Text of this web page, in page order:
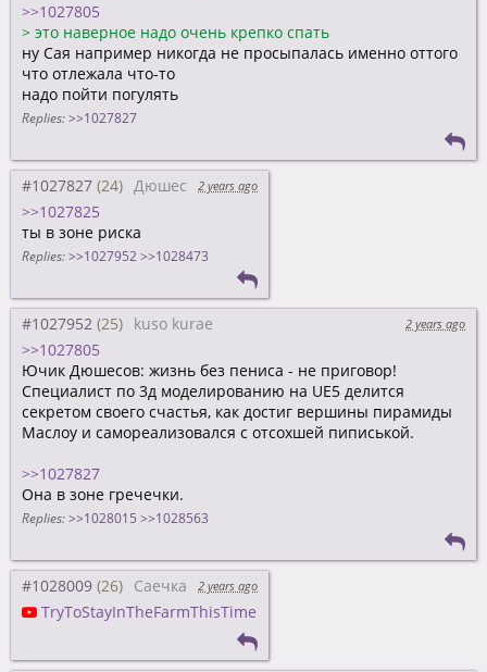
>>1027805
> это наверное надо очень крепко спать
ну Сая например никогда не просыпалась именно оттого
что отлежала что-то
надо пойти погулять
Replies: >>1027827
#1027827 Дюшес 2 years ago
>>1027825
ты в зоне риска
Replies: >>1027952 >>1028473
#1027952 kuso kurae 2 years ago
>>1027805
Ючик Дюшесов: жизнь без пениса - не приговор!
Специалист по 3д моделированию на UE5 делится
секретом своего счастья, как достиг вершины пирамиды
Маслоу и самореализовался с отсохшей пиписькой.
>>1027827
Она в зоне гречечки.
Replies: >>1028015 >>1028563
#1028009 Саечка 2 years ago
TryToStayInTheFarmThisTime